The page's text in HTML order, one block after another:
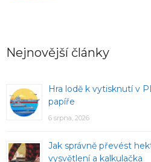
Nejnovější články
Hra lodě k vytisknutí v
papíře
6 srpna, 2026
Jak správně převést
vysvětlení a kalkulačka